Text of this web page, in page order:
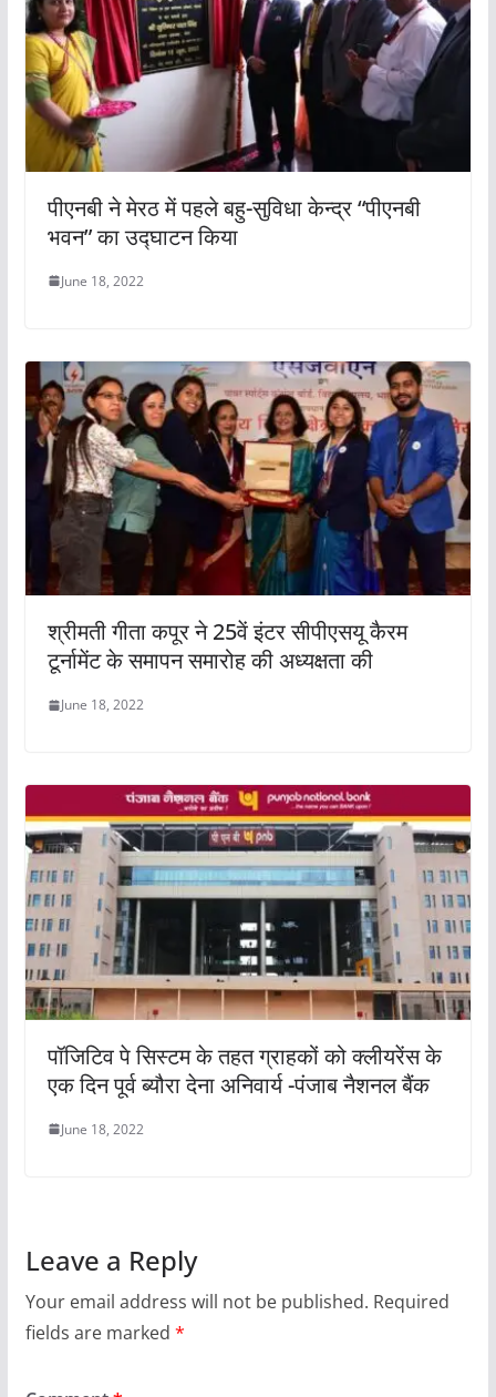
पीएनबी ने मेरठ में पहले बहु-सुविधा केन्द्र “पीएनबी
भवन” का उद्घाटन किया
June 18, 2022
श्रीमती गीता कपूर ने 25वें इंटर सीपीएसयू कैरम
टूर्नामेंट के समापन समारोह की अध्यक्षता की
June 18, 2022
पॉजिटिव पे सिस्टम के तहत ग्राहकों को क्लीयरेंस के
एक दिन पूर्व ब्यौरा देना अनिवार्य -पंजाब नैशनल बैंक
June 18, 2022
Leave a Reply
Your email address will not be published. Required
fields are marked *